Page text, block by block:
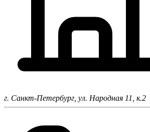
г. Санкт-Петербург, ул. Народная 11, к.2